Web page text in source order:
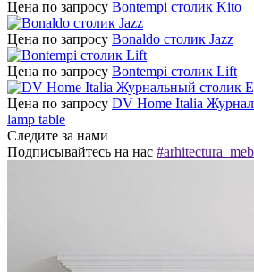
Цена по запросу Bontempi столик Kito
Цена по запросу Bonaldo столик Jazz
Цена по запросу Bontempi столик Lift
Цена по запросу DV Home Italia
lamp table
Следите за нами
Подписывайтесь на нас